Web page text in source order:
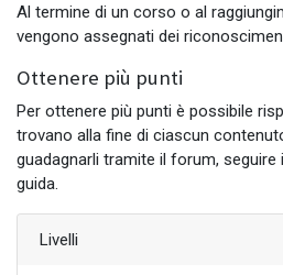
Al termine di un corso o al
vengono assegnati dei
Ottenere più punti
Per ottenere più punti è possibile
trovano alla fine di ciascun
guadagnarli tramite il forum, seguire
guida.
Livelli